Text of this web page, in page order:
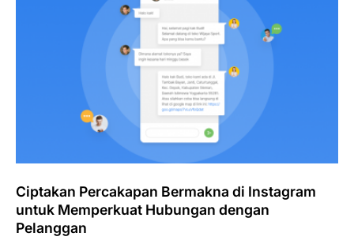
Ciptakan Percakapan Bermakna di Instagram
untuk Memperkuat Hubungan dengan
Pelanggan